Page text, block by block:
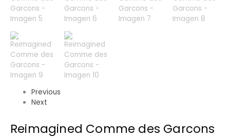
Previous
Next
Reimagined Comme des Garcons